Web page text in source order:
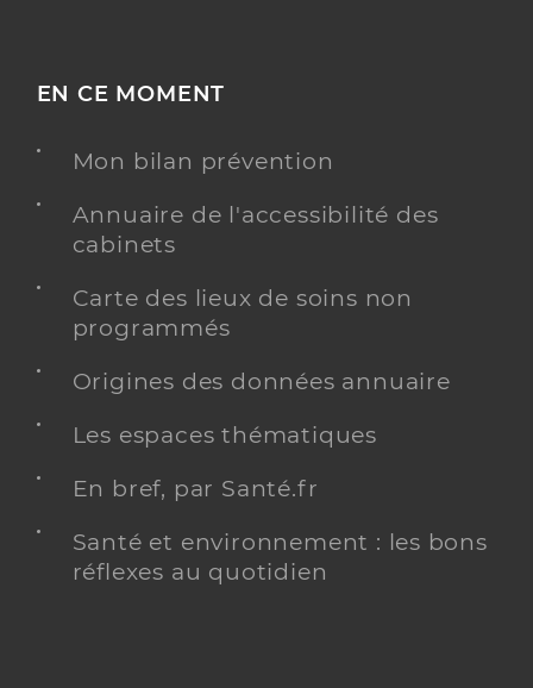
EN CE MOMENT
Mon bilan prévention
Annuaire de l'accessibilité des
cabinets
Carte des lieux de soins non
programmés
Origines des données annuaire
Les espaces thématiques
En bref, par Santé.fr
Santé et environnement : les bons
réflexes au quotidien